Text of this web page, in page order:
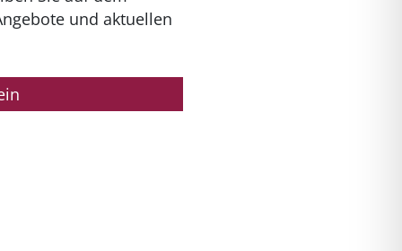
und aktuellen